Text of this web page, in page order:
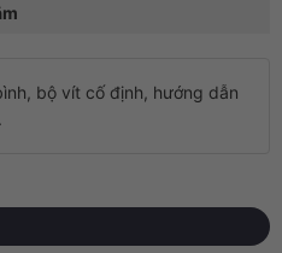
bộ vít cố định, hướng dẫn